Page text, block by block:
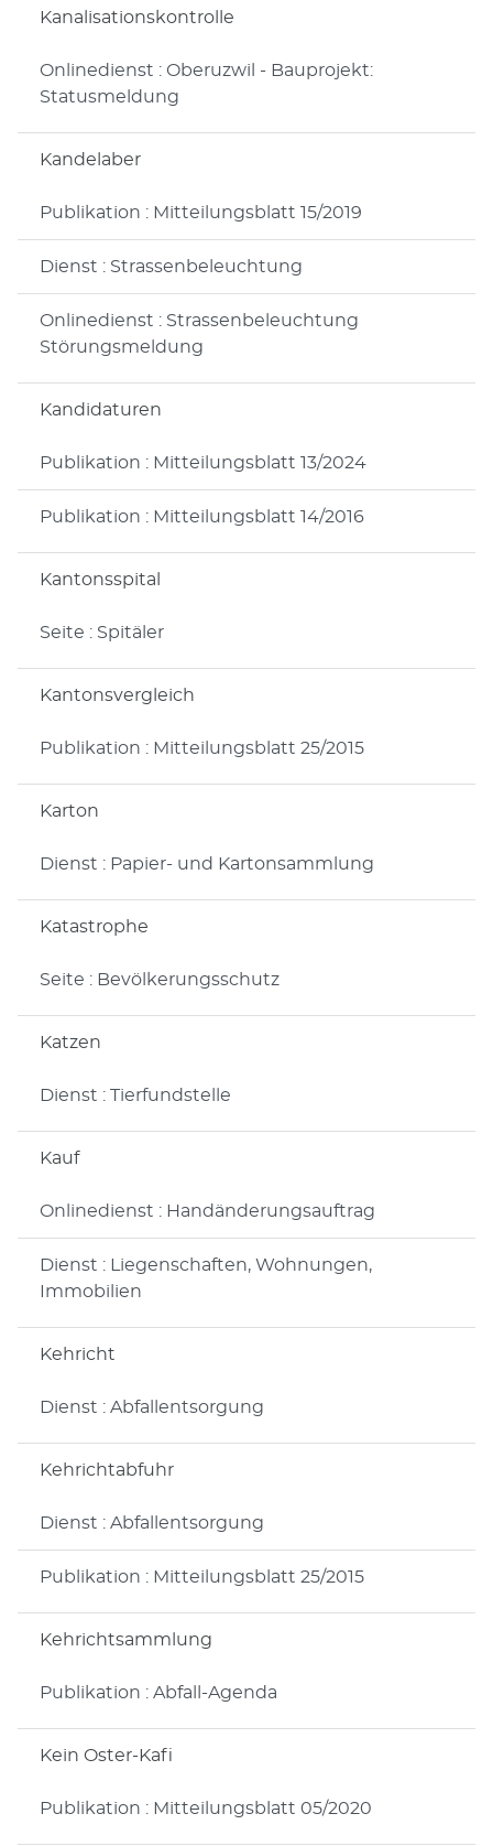
Kanalisationskontrolle
Onlinedienst : Oberuzwil - Bauprojekt:
Statusmeldung
Kandelaber
Publikation : Mitteilungsblatt 15/2019
Dienst : Strassenbeleuchtung
Onlinedienst : Strassenbeleuchtung
Störungsmeldung
Kandidaturen
Publikation : Mitteilungsblatt 13/2024
Publikation : Mitteilungsblatt 14/2016
Kantonsspital
Seite : Spitäler
Kantonsvergleich
Publikation : Mitteilungsblatt 25/2015
Karton
Dienst : Papier- und Kartonsammlung
Katastrophe
Seite : Bevölkerungsschutz
Katzen
Dienst : Tierfundstelle
Kauf
Onlinedienst : Handänderungsauftrag
Dienst : Liegenschaften, Wohnungen,
Immobilien
Kehricht
Dienst : Abfallentsorgung
Kehrichtabfuhr
Dienst : Abfallentsorgung
Publikation : Mitteilungsblatt 25/2015
Kehrichtsammlung
Publikation : Abfall-Agenda
Kein Oster-Kafi
Publikation : Mitteilungsblatt 05/2020